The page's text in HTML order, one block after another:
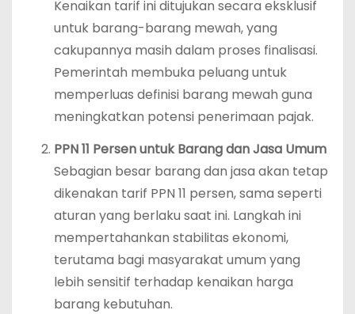
Kenaikan tarif ini ditujukan secara eksklusif
untuk barang-barang mewah, yang
cakupannya masih dalam proses finalisasi.
Pemerintah membuka peluang untuk
memperluas definisi barang mewah guna
meningkatkan potensi penerimaan pajak.
PPN 11 Persen untuk Barang dan Jasa Umum
Sebagian besar barang dan jasa akan tetap
dikenakan tarif PPN 11 persen, sama seperti
aturan yang berlaku saat ini. Langkah ini
mempertahankan stabilitas ekonomi,
terutama bagi masyarakat umum yang
lebih sensitif terhadap kenaikan harga
barang kebutuhan.